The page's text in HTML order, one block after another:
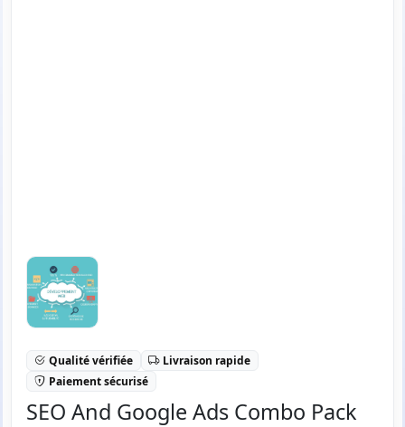
Qualité vérifiée
Livraison rapide
Paiement sécurisé
SEO And Google Ads Combo Pack